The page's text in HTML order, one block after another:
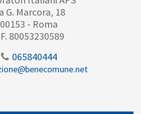
G. Marcora, 18
00153 - Roma
80053230589
065840444